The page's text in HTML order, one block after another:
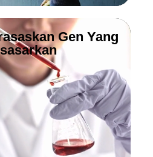
Gen Yang